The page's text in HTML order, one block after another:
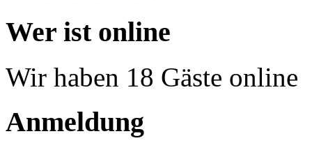
Wer ist online
Wir haben 18 Gäste online
Anmeldung